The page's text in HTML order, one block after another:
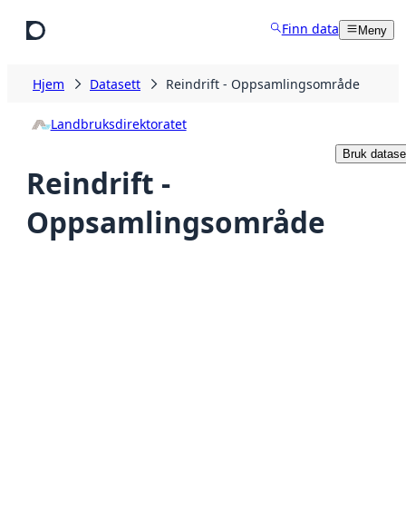
Finn data Meny
Hjem Datasett Reindrift - Oppsamlingsområde
Landbruksdirektoratet
Reindrift -
Oppsamlingsområde
Bruk